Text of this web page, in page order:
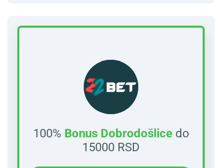
100% Bonus Dobrodošlicedo
15000 RSD